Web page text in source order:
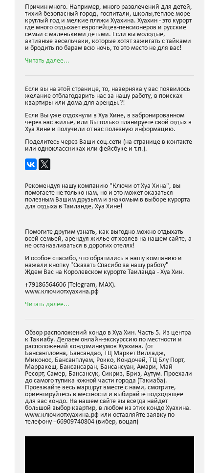
Причин много. Например, много развлечений для детей,
тихий безопасный город, госпитали, школы,теплое море
круглый год и мелкие пляжи Хуахина. Хуахин - это курорт
где много отдыхает европейцев-пенсионеров и русские
семьи с маленькими детьми. Если вы молодые,
активные весельчаки, которые хотят зажигать с тайками
и бродить по барам всю ночь, то это место не для вас!
Читать далее...
Если вы на этой странице, то, наверняка у вас появилось
желание отблагодарить нас за нашу работу, в поисках
квартиры или дома для аренды.?!
Если Вы уже отдохнули в Хуа Хине, в забронированном
через нас жилье, или Вы только планируете свой отдых в
Хуа Хине и получили от нас полезную информацию.
Поделитесь через Ваши соц.сети (на странице в контакте
или одноклассниках или фейсбуке и т.п.).
Рекомендуя нашу компанию "Ключи от Хуа Хина", вы
помогаете не только нам, но и это может оказаться
полезным Вашим друзьям и знакомым в выборе курорта
для отдыха в Таиланде, Хуа Хине!
Помогите другим узнать, как выгодно можно отдыхать
всей семьей, арендуя жилье от хозяев на нашем сайте, а
не останавливаться в дорогих отелях!
И особое спасибо, что обратились в нашу компанию и
нажали кнопку "Сказать Спасибо за нашу работу"
Ждем Вас на Королевском курорте Таиланда - Хуа Хин.
+79186564606 (Telegram, MAX).
www.ключиотхуахина.рф
Читать далее...
Обзор расположений кондо в Хуа Хин. Часть 5. Из центра
к Такиабу. Делаем онлайн-экскурссию по местности и
расположений кондоминиумов Хуахина. (от
Бансанплоена, Бансандао, ТЦ Маркет Вилладж,
Миконос, Бансанплуем, Рокко, Кондочей, ТЦ Блу Порт,
Марракеш, Бансансаран, Бансансуан, Амари, Май
Ресорт, Самер, Бансансук, Сикриз, Бриз, Аутум. Проехали
до самого тупика южной части города (Такиаба).
Проезжайте весь маршрут вместе с нами, смотрите,
ориентируйтесь в местности и выбирайте подходящее
для вас кондо. На нашем сайте вы всегда найдет
большой выбор квартир, в любом из этих кондо Хуахина.
www.ключиотхуахина.рф или оставляйте заявку по
телефону +66909740804 (вибер, воцап)